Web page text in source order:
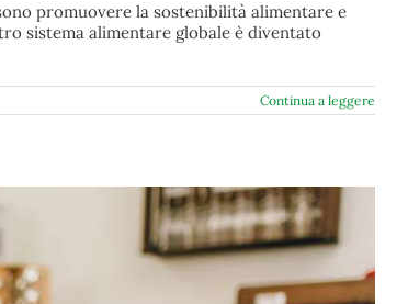
promuovere la sostenibilità alimentare e
sistema alimentare globale è diventato
Continua a leggere